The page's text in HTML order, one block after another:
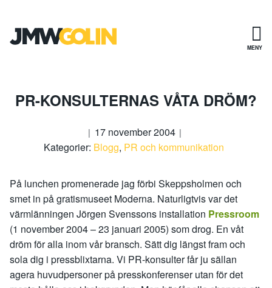
innehåll
MENY
PR-KONSULTERNAS VÅTA DRÖM?
17 november 2004
Kategorier: Blogg, PR och kommunikation
På lunchen promenerade jag förbi Skeppsholmen och
smet in på gratismuseet Moderna. Naturligtvis var det
värmlänningen Jörgen Svenssons installation Pressroom
(1 november 2004 – 23 januari 2005) som drog. En våt
dröm för alla inom vår bransch. Sätt dig längst fram och
sola dig i pressblixtarna. Vi PR-konsulter får ju sällan
agera huvudpersoner på presskonferenser utan för det